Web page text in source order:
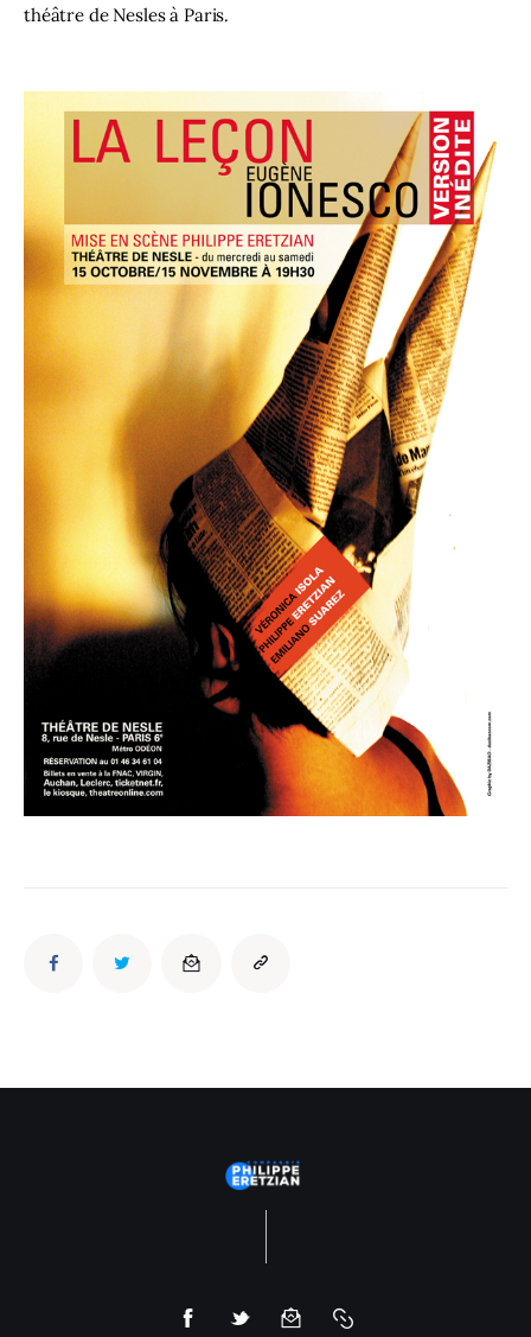
théâtre de Nesles à Paris.